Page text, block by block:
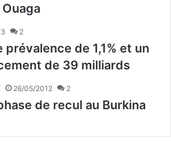
2
prévalence de 1,1% et un
de 39 milliards
26/05/2012 2
de recul au Burkina